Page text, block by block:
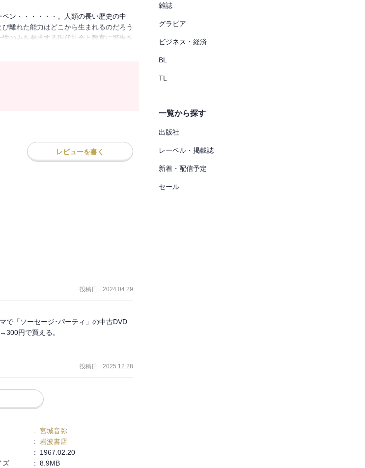
ン・・・・・・。人類の長い歴史の中
離れた能力はどこから生まれるのだろう
のみを要求する現代社会と教育に警告を
レビューを書く
ることにした。著者は心理学者で、本書
しれない。
いい人」という意味がいでこの単語を使
れば「天才」になれるのか、には興味が
て定義されるものではない。いくらIQ
出し方が、「知能年齢/実年齢×100」と
早熟＝天才とも言えない。
化に新し価値を生み出していない、ある
投稿日 : 2024.04.29
で「ソーセージ･パーティ」の中古DVD
円で買える。
投稿日 : 2025.12.28
: 宮城音弥
: 岩波書店
:
1967.02.20
ズ : 8.9MB
雑誌
グラビア
ビジネス・経済
BL
TL
一覧から探す
出版社
レーベル・掲載誌
新着・配信予定
セール